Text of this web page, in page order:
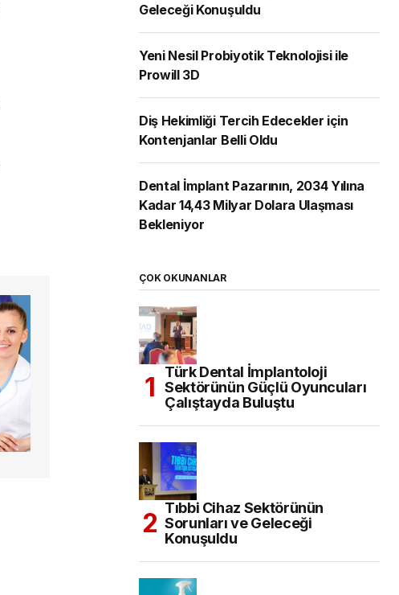
Geleceği Konuşuldu
Yeni Nesil Probiyotik Teknolojisi ile
Prowill 3D
Diş Hekimliği Tercih Edecekler için
Kontenjanlar Belli Oldu
Dental İmplant Pazarının, 2034 Yılına
Kadar 14,43 Milyar Dolara Ulaşması
Bekleniyor
ÇOK OKUNANLAR
Türk Dental İmplantoloji
Sektörünün Güçlü Oyuncuları
Çalıştayda Buluştu
Tıbbi Cihaz Sektörünün
Sorunları ve Geleceği
Konuşuldu